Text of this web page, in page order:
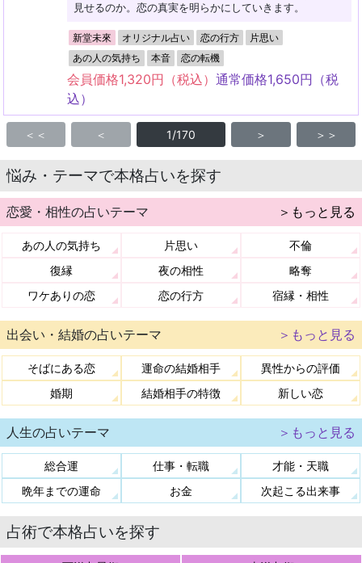
見せるのか。恋の真実を明らかにしていきます。
新堂未來 オリジナル占い 恋の行方
片思い
あの人の気持ち
本音 恋の転機
会員価格1,320円（税込）通常価格1,650円（税
込）
＜＜ ＜ 1/170 ＞ ＞＞
悩み・テーマで本格占いを探す
恋愛・相性の占いテーマ ＞もっと見る
あの人の気持ち 片思い
不倫
復縁
夜の相性
略奪
ワケありの恋
恋の行方 宿縁・相性
出会い・結婚の占いテーマ ＞もっと見る
そばにある恋 運命の結婚相手
異性からの評価
婚期
結婚相手の特徴 新しい恋
人生の占いテーマ ＞もっと見る
総合運 仕事・転職
才能・天職
晩年までの運命
お金 次起こる出来事
占術で本格占いを探す